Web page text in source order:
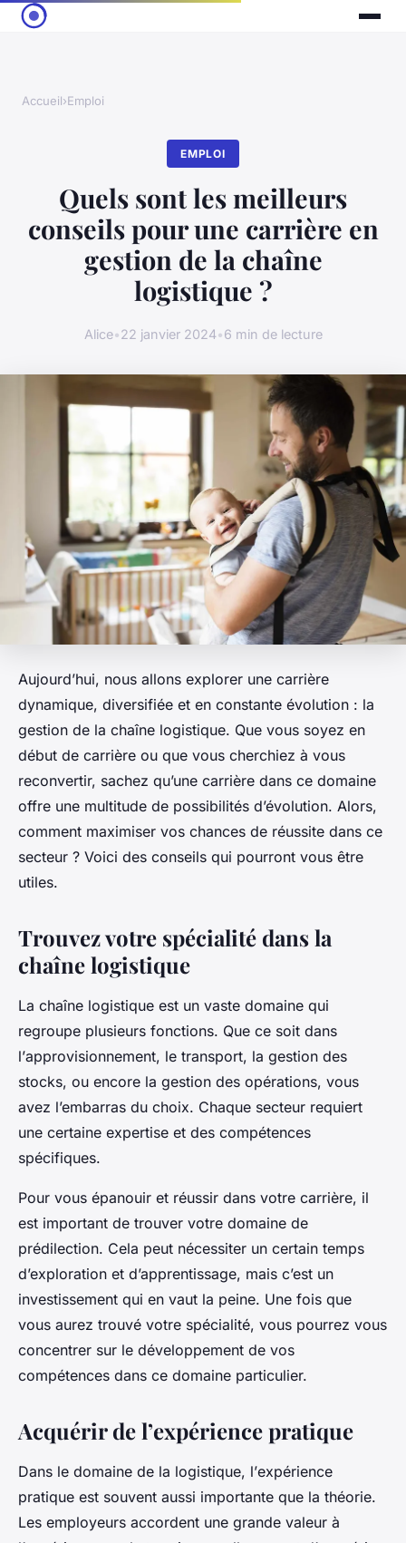
Accueil›Emploi
EMPLOI
Quels sont les meilleurs
conseils pour une carrière en
gestion de la chaîne
logistique ?
Alice•22 janvier 2024•6 min de lecture
Aujourd’hui, nous allons explorer une carrière
dynamique, diversifiée et en constante évolution : la
gestion de la chaîne logistique. Que vous soyez en
début de carrière ou que vous cherchiez à vous
reconvertir, sachez qu’une carrière dans ce domaine
offre une multitude de possibilités d’évolution. Alors,
comment maximiser vos chances de réussite dans ce
secteur ? Voici des conseils qui pourront vous être
utiles.
Trouvez votre spécialité dans la
chaîne logistique
La chaîne logistique est un vaste domaine qui
regroupe plusieurs fonctions. Que ce soit dans
l’approvisionnement, le transport, la gestion des
stocks, ou encore la gestion des opérations, vous
avez l’embarras du choix. Chaque secteur requiert
une certaine expertise et des compétences
spécifiques.
Pour vous épanouir et réussir dans votre carrière, il
est important de trouver votre domaine de
prédilection. Cela peut nécessiter un certain temps
d’exploration et d’apprentissage, mais c’est un
investissement qui en vaut la peine. Une fois que
vous aurez trouvé votre spécialité, vous pourrez vous
concentrer sur le développement de vos
compétences dans ce domaine particulier.
Acquérir de l’expérience pratique
Dans le domaine de la logistique, l’expérience
pratique est souvent aussi importante que la théorie.
Les employeurs accordent une grande valeur à